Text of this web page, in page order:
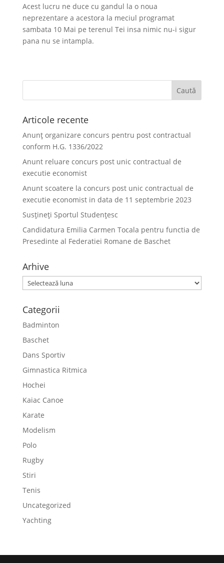
Acest lucru ne duce cu gandul la o noua
neprezentare a acestora la meciul programat
sambata 10 Mai pe terenul Tei insa nimic nu-i sigur
pana nu se intampla.
Articole recente
Anunț organizare concurs pentru post contractual
conform H.G. 1336/2022
Anunt reluare concurs post unic contractual de
executie economist
Anunt scoatere la concurs post unic contractual de
executie economist in data de 11 septembrie 2023
Susțineți Sportul Studențesc
Candidatura Emilia Carmen Tocala pentru functia de
Presedinte al Federatiei Romane de Baschet
Arhive
Arhive
Categorii
Badminton
Baschet
Dans Sportiv
Gimnastica Ritmica
Hochei
Kaiac Canoe
Karate
Modelism
Polo
Rugby
Stiri
Tenis
Uncategorized
Yachting